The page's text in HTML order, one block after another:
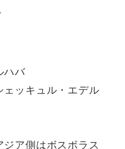
ハバ
ッキュル・エデル
ジア側はボスボラス